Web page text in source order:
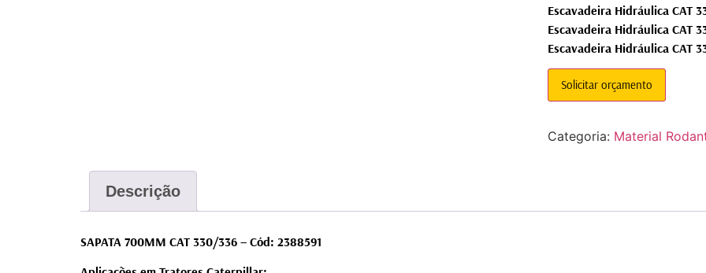
Escavadeira Hidráulica CAT
Escavadeira Hidráulica CAT
Escavadeira Hidráulica CAT
Solicitar orçamento
Categoria: Material
Descrição
SAPATA 700MM CAT 330/336 – Cód: 2388591